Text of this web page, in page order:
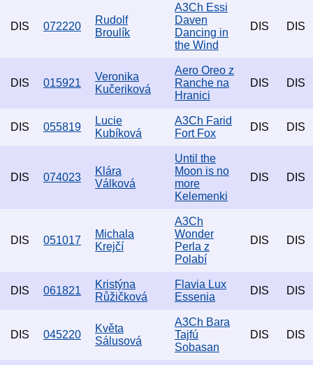
DIS 072220
Rudolf
Broulík
A3Ch Essi
Daven
Dancing in
the Wind
DIS DIS
DIS 015921
Veronika
Kučeriková
Aero Oreo z
Ranche na
Hranici
DIS DIS
DIS 055819
Lucie
Kubíková
A3Ch Farid
Fort Fox
DIS DIS
DIS 074023
Klára
Válková
Until the
Moon is no
more
Kelemenki
DIS DIS
DIS 051017
Michala
Krejčí
A3Ch
Wonder
Perla z
Polabí
DIS DIS
DIS 061821
Kristýna
Růžičková
Flavia Lux
Essenia
DIS DIS
DIS 045220
Květa
Sálusová
A3Ch Bara
Tajfú
Sobasan
DIS DIS